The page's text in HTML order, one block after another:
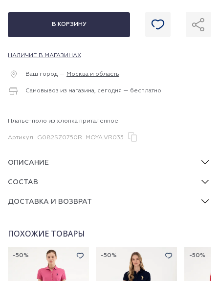
В КОРЗИНУ
НАЛИЧИЕ В МАГАЗИНАХ
Ваш город — Москва и область
Самовывоз из магазина, сегодня — бесплатно
Платье-поло из хлопка приталенное
Артикул G082SZ0750R_MOYA.VR033
ОПИСАНИЕ
СОСТАВ
ДОСТАВКА И ВОЗВРАТ
ПОХОЖИЕ ТОВАРЫ
-50% -50% -50%